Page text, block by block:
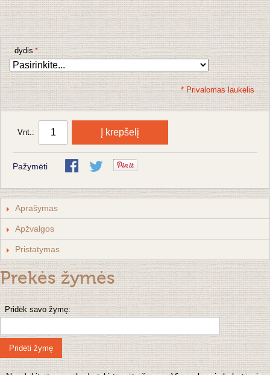
dydis
* Privalomas laukelis
Vnt.: Į krepšelį
Pažymėti
Aprašymas
Apžvalgos
Pristatymas
Prekės žymės
Pridėk savo žymę:
Pridėti žymę